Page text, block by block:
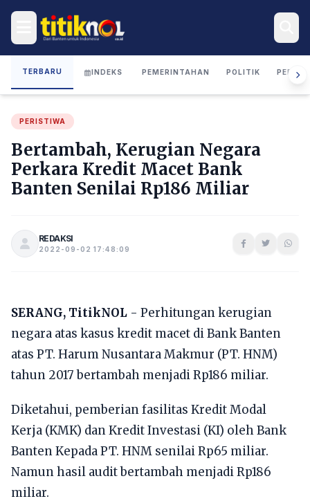
TERBARU INDEKS PEMERINTAHAN POLITIK
PERISTIWA
Bertambah, Kerugian Negara
Perkara Kredit Macet Bank
Banten Senilai Rp186 Miliar
REDAKSI
2022-09-02 17:48:09
SERANG, TitikNOL - Perhitungan kerugian
negara atas kasus kredit macet di Bank Banten
atas PT. Harum Nusantara Makmur (PT. HNM)
tahun 2017 bertambah menjadi Rp186 miliar.
Diketahui, pemberian fasilitas Kredit Modal
Kerja (KMK) dan Kredit Investasi (KI) oleh Bank
Banten Kepada PT. HNM senilai Rp65 miliar.
Namun hasil audit bertambah menjadi Rp186
miliar.